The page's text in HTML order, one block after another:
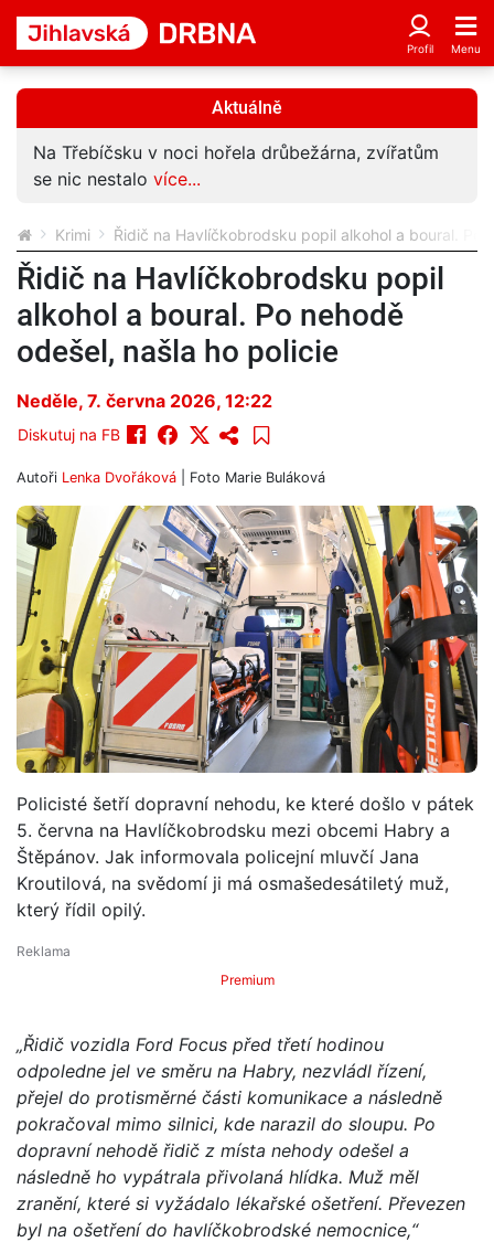
Aktuálně
Na Třebíčsku v noci hořela drůbežárna, zvířatům
se nic nestalo více...
Krimi Řidič na Havlíčkobrodsku popil alkohol a boural. Po
Řidič na Havlíčkobrodsku popil
alkohol a boural. Po nehodě
odešel, našla ho policie
Neděle, 7. června 2026, 12:22
Diskutuj na FB
Autoři Lenka Dvořáková | Foto Marie Buláková
Policisté šetří dopravní nehodu, ke které došlo v pátek
5. června na Havlíčkobrodsku mezi obcemi Habry a
Štěpánov. Jak informovala policejní mluvčí Jana
Kroutilová, na svědomí ji má osmašedesátiletý muž,
který řídil opilý.
Premium
„Řidič vozidla Ford Focus před třetí hodinou
odpoledne jel ve směru na Habry, nezvládl řízení,
přejel do protisměrné části komunikace a následně
pokračoval mimo silnici, kde narazil do sloupu. Po
dopravní nehodě řidič z místa nehody odešel a
následně ho vypátrala přivolaná hlídka. Muž měl
zranění, které si vyžádalo lékařské ošetření. Převezen
byl na ošetření do havlíčkobrodské nemocnice,“